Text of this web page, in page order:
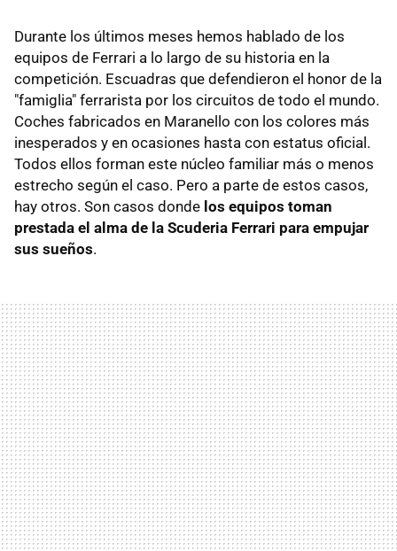
Durante los últimos meses hemos hablado de los
equipos de Ferrari a lo largo de su historia en la
competición. Escuadras que defendieron el honor de la
"famiglia" ferrarista por los circuitos de todo el mundo.
Coches fabricados en Maranello con los colores más
inesperados y en ocasiones hasta con estatus oficial.
Todos ellos forman este núcleo familiar más o menos
estrecho según el caso. Pero a parte de estos casos,
hay otros. Son casos donde los equipos toman
prestada el alma de la Scuderia Ferrari para empujar
sus sueños.